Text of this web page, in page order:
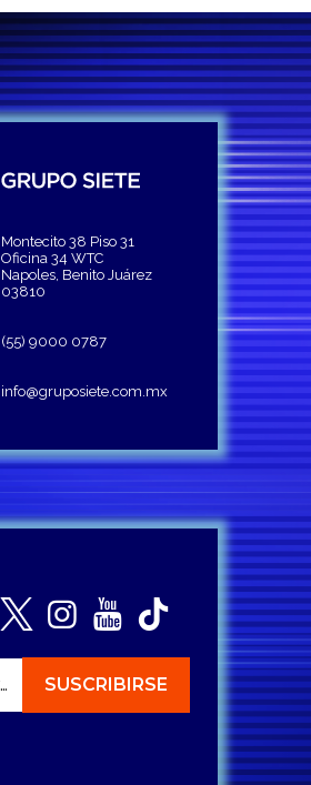
Montecito 38 Piso 31
Oficina 34 WTC
Napoles, Benito Juárez
03810
(55) 9000 0787
info@gruposiete.com.mx